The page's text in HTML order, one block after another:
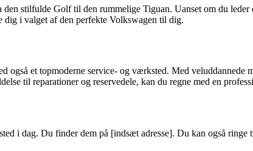
stilfulde Golf til den rummelige Tiguan. Uanset om du
dig i valget af den perfekte Volkswagen til dig.
et topmoderne service- og værksted. Med veluddannede
til reparationer og reservedele, kan du regne med en
i dag. Du finder dem på [indsæt adresse]. Du kan også